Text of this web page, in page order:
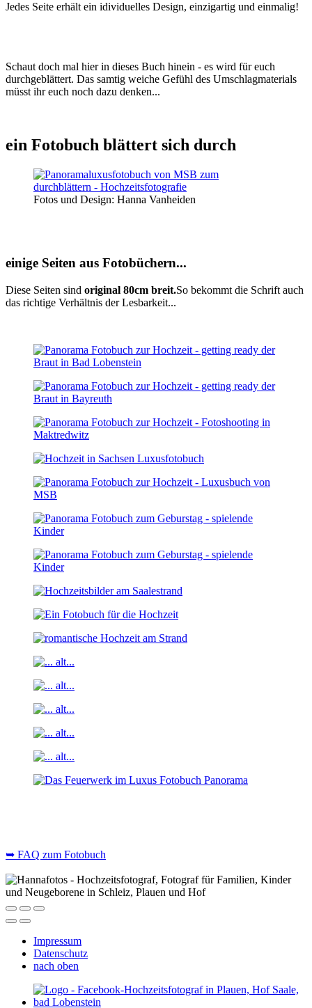
Jedes Seite erhält ein idividuelles Design, einzigartig und einmalig!
Schaut doch mal hier in dieses Buch hinein - es wird für euch
durchgeblättert. Das samtig weiche Gefühl des Umschlagmaterials
müsst ihr euch noch dazu denken...
ein Fotobuch blättert sich durch
Fotos und Design: Hanna Vanheiden
einige Seiten aus Fotobüchern...
Diese Seiten sind original 80cm breit.So bekommt die Schrift auch
das richtige Verhältnis der Lesbarkeit...
➥ FAQ zum Fotobuch
Impressum
Datenschutz
nach oben